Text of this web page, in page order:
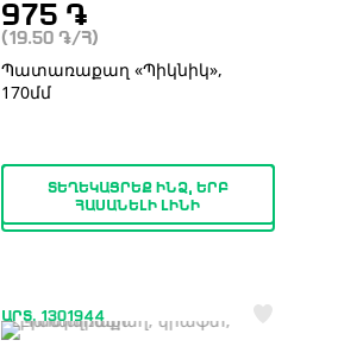
975 ֏
(19.50 ֏ /Հ)
Պատառաքաղ «Պիկնիկ»,
170մմ
ՏԵՂԵԿԱՑՐԵՔ ԻՆՁ, ԵՐԲ
ՀԱՍԱՆԵԼԻ ԼԻՆԻ
ԱՐՏ. 1301944